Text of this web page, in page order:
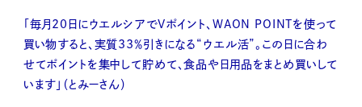
「毎月20日にウエルシアでVポイント、WAON POINTを使って
買い物すると、実質33％引きになる“ウエル活”。この日に合わ
せてポイントを集中して貯めて、食品や日用品をまとめ買いして
います」（とみーさん）